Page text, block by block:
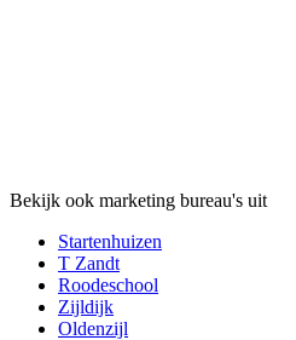
Bekijk ook marketing bureau's uit
Startenhuizen
T Zandt
Roodeschool
Zijldijk
Oldenzijl